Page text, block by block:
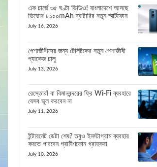
এক চার্জে ৩৫ ঘণ্টা ভিডিও! বাংলাদেশে আসছে
ভিভোর ৮১০০mAh ব্যাটারির নতুন স্মার্টফোন
July 16, 2026
পেশাজীবীদের জন্য টেলিটকের নতুন পেশাজীবী
প্যাকেজ চালু
July 13, 2026
রেস্তোরাঁ বা বিমানবন্দরের ফ্রি Wi-Fi ব্যবহারে
যেসব ভুল করবেন না
July 11, 2026
ইন্টারনেট ডেটা শেষ? তবুও ইনস্টাগ্রাম ব্যবহার
করতে পারবেন গ্রামীণফোন গ্রাহকরা
July 10, 2026